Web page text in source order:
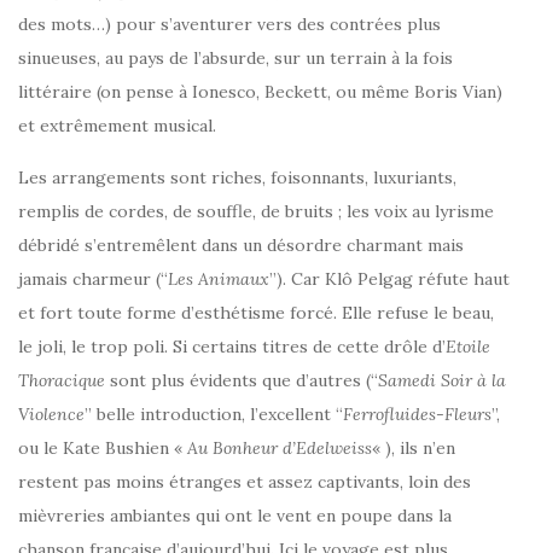
des mots…) pour s’aventurer vers des contrées plus
sinueuses, au pays de l’absurde, sur un terrain à la fois
littéraire (on pense à Ionesco, Beckett, ou même Boris Vian)
et extrêmement musical.
Les arrangements sont riches, foisonnants, luxuriants,
remplis de cordes, de souffle, de bruits ; les voix au lyrisme
débridé s’entremêlent dans un désordre charmant mais
jamais charmeur (“Les Animaux”). Car Klô Pelgag réfute haut
et fort toute forme d’esthétisme forcé. Elle refuse le beau,
le joli, le trop poli. Si certains titres de cette drôle d’Etoile
Thoracique sont plus évidents que d’autres (“Samedi Soir à la
Violence” belle introduction, l’excellent “Ferrofluides-Fleurs”,
ou le Kate Bushien « Au Bonheur d’Edelweiss« ), ils n’en
restent pas moins étranges et assez captivants, loin des
mièvreries ambiantes qui ont le vent en poupe dans la